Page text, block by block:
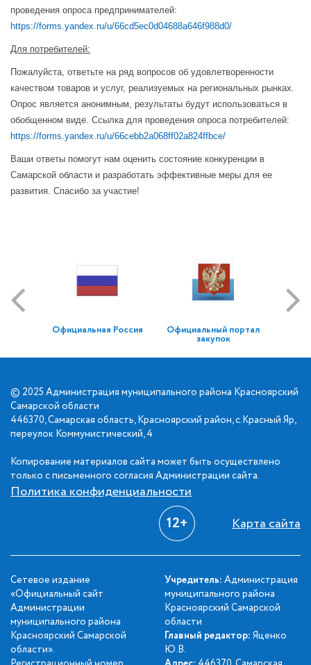
проведения опроса предпринимателей:
https://forms.yandex.ru/u/66cd5ec0d04688a646f988d0/
Для потребителей:
Пожалуйста, ответьте на ряд вопросов об удовлетворенности
качеством товаров и услуг, реализуемых на региональных рынках.
Опрос является анонимным, результаты будут использоваться в
обобщенном виде. Ссылка для проведения опроса потребителей:
https://forms.yandex.ru/u/66cebb2a068ff02a824ffbce/
Ваши ответы помогут нам оценить состояние конкуренции в
Самарской области и разработать эффективные меры для ее
развития. Спасибо за участие!
Официальная Россия Официальный портал
закупок
© 2025 Администрация муниципального района Красноярский
Самарской области
446370, Самарская область, Красноярский район, с.Красный Яр,
переулок Коммунистический, 4
Копирование материалов сайта может быть осуществлено
только с письменного согласия Администрации сайта.
Политика конфиденциальности
12+ Карта сайта
Сетевое издание
«Официальный сайт
Администрации
муниципального района
Красноярский Самарской
области».
Учредитель: Администрация
муниципального района
Красноярский Самарской
области
Главный редактор: Яценко
Ю.В.